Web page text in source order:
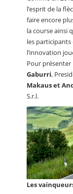
l’esprit de la
faire encore
la course ainsi
les participants
l’innovation
Pour
Gaburri,
Makaus et
S.r.l.
Les